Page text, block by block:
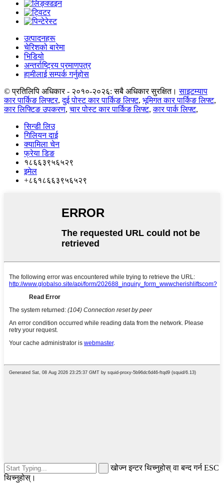
उत्पादनहरू
चेरिशको बारेमा
भिडियो
अन्तर्राष्ट्रिय प्रमाणपत्र
हामीलाई सम्पर्क गर्नुहोस
© प्रतिलिपि अधिकार - २०१०-२०२६: सबै अधिकार सुरक्षित। साइटम्याप
कार पार्किङ लिफ्टर,दुई पोस्ट कार पार्किङ लिफ्ट, भूमिगत कार पार्किङ लिफ्ट,
कार लिफ्टिङ उपकरण,चार पोस्ट कार पार्किङ लिफ्ट,कार पार्क लिफ्ट,
सिन्डी लिउ
गिलियन दाई
क्यामिला चेन
फ्रेया डिङ
१८६६३९५६५२९
इमेल
+८६१८६६३९५६५२९
खोज्न इन्टर थिच्नुहोस् वा बन्द गर्न ESC
थिच्नुहोस्।